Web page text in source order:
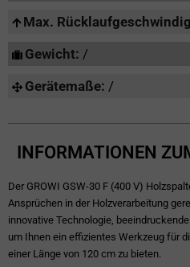
Max.
Gewicht: /
Gerätemaße: /
INFORMATIONEN
Der GROWI GSW-30 F (400 V)
Ansprüchen in der Holzverarbeitung
innovative Technologie,
um Ihnen ein effizientes Werkzeug für
einer Länge von 120 cm zu bieten.